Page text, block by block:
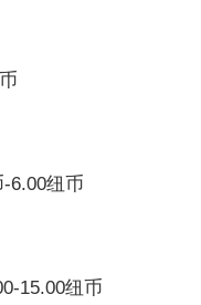
纽币
15.00纽币